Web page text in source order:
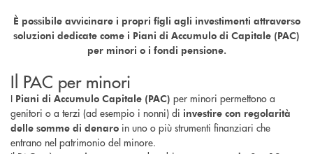
È possibile avvicinare i propri figli agli investimenti attraverso
soluzioni dedicate come i Piani di Accumulo di Capitale (PAC)
per minori o i fondi pensione.
Il PAC per minori
I Piani di Accumulo Capitale (PAC) per minori permettono a
genitori o a terzi (ad esempio i nonni) di investire con regolarità
delle somme di denaro in uno o più strumenti finanziari che
entrano nel patrimonio del minore.